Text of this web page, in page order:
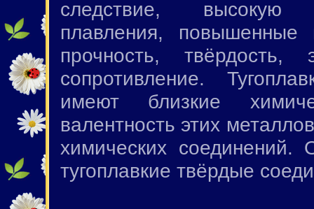
следствие, высокую
плавления, повышенные
прочность, твёрдость,
сопротивление.
имеют близкие
валентность этих
химических соединений.
тугоплавкие твёрдые